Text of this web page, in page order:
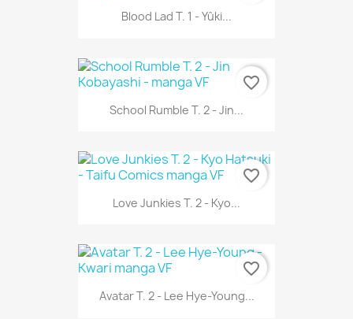
Blood Lad T. 1 - Yûki...
School Rumble T. 2 - Jin...
favorite_border
Love Junkies T. 2 - Kyo...
favorite_border
Avatar T. 2 - Lee Hye-Young...
favorite_border